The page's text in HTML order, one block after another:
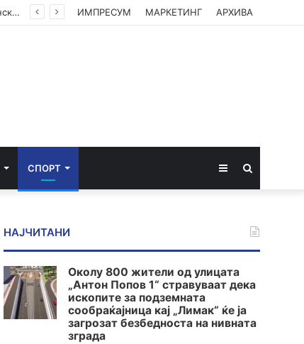
(ФОТО) Ахмети на средба со в.д. амбасадорката на САД: Американската поддршка е суштинска за зачувување на духот на Охридскиот договор ИМПРЕСУМ МАРКЕТИНГ АРХИВА
СПОРТ Sidebar
НАЈЧИТАНИ
Околу 800 жители од улицата
„Антон Попов 1“ стравуваат дека
ископите за подземната
сообраќајница кај „Лимак“ ќе ја
загрозат безбедноста на нивната
зграда